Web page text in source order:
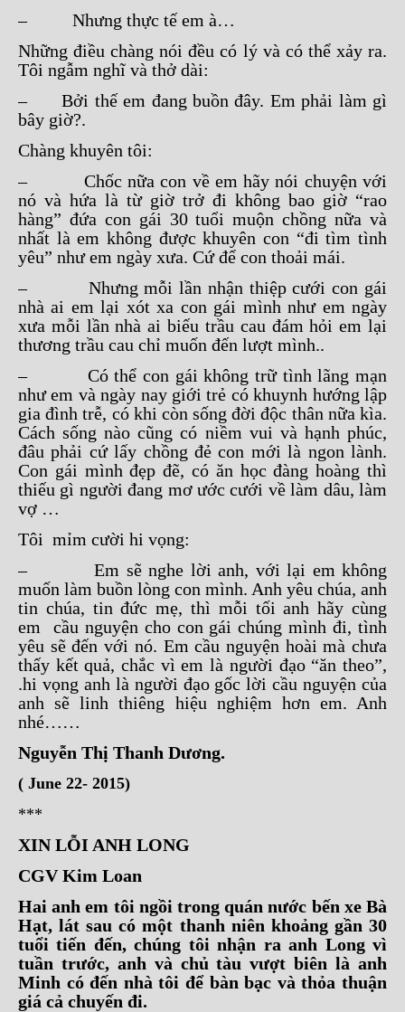
– Nhưng thực tế em à…
Những điều chàng nói đều có lý và có thể xảy ra.
Tôi ngẫm nghĩ và thở dài:
– Bởi thế em đang buồn đây. Em phải làm gì
bây giờ?.
Chàng khuyên tôi:
– Chốc nữa con về em hãy nói chuyện với
nó và hứa là từ giờ trở đi không bao giờ “rao
hàng” đứa con gái 30 tuổi muộn chồng nữa và
nhất là em không được khuyên con “đi tìm tình
yêu” như em ngày xưa. Cứ để con thoải mái.
– Nhưng mỗi lần nhận thiệp cưới con gái
nhà ai em lại xót xa con gái mình như em ngày
xưa mỗi lần nhà ai biếu trầu cau đám hỏi em lại
thương trầu cau chỉ muốn đến lượt mình..
– Có thể con gái không trữ tình lãng mạn
như em và ngày nay giới trẻ có khuynh hướng lập
gia đình trễ, có khi còn sống đời độc thân nữa kìa.
Cách sống nào cũng có niềm vui và hạnh phúc,
đâu phải cứ lấy chồng đẻ con mới là ngon lành.
Con gái mình đẹp đẽ, có ăn học đàng hoàng thì
thiếu gì người đang mơ ước cưới về làm dâu, làm
vợ …
Tôi mỉm cười hi vọng:
– Em sẽ nghe lời anh, với lại em không
muốn làm buồn lòng con mình. Anh yêu chúa, anh
tin chúa, tin đức mẹ, thì mỗi tối anh hãy cùng
em cầu nguyện cho con gái chúng mình đi, tình
yêu sẽ đến với nó. Em cầu nguyện hoài mà chưa
thấy kết quả, chắc vì em là người đạo “ăn theo”,
.hi vọng anh là người đạo gốc lời cầu nguyện của
anh sẽ linh thiêng hiệu nghiệm hơn em. Anh
nhé……
Nguyễn Thị Thanh Dương.
( June 22- 2015)
***
XIN LỖI ANH LONG
CGV Kim Loan
Hai anh em tôi ngồi trong quán nước bến xe Bà
Hạt, lát sau có một thanh niên khoảng gần 30
tuổi tiến đến, chúng tôi nhận ra anh Long vì
tuần trước, anh và chủ tàu vượt biên là anh
Minh có đến nhà tôi để bàn bạc và thỏa thuận
giá cả chuyến đi.